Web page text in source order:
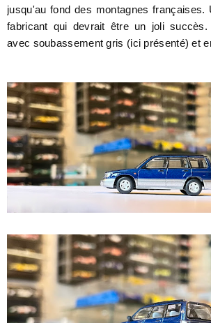
jusqu'au fond des montagnes françaises.
fabricant qui devrait être un joli succès.
avec soubassement gris (ici présenté) et